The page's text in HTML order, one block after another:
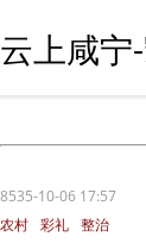
云上咸宁
8535-10-06 17:57
农村 彩礼 整治